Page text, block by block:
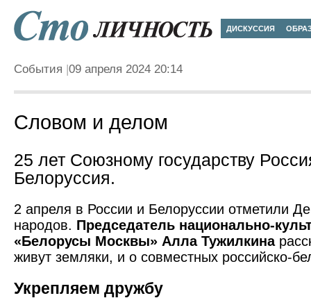
ДИСКУССИЯ
События 09 апреля 2024 20:14
Словом и делом
25 лет Союзному государству
Белоруссия.
2 апреля в России и Белоруссии отметили
народов. Председатель национально-
«Белорусы Москвы» Алла Тужилкина
живут земляки, и о совместных российско-
Укрепляем дружбу